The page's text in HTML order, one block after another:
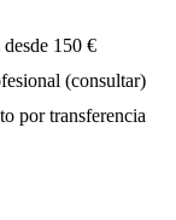
150 €
(consultar)
por transferencia